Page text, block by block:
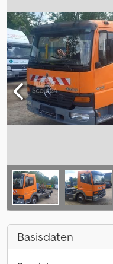
Basisdaten